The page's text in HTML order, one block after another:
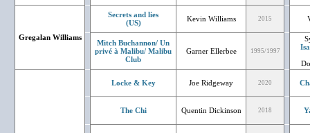
Gregalan Williams
Secrets and lies
(US)
Kevin Williams 2015
Mitch Buchannon/ Un
privé à Malibu/ Malibu
Club
Garner Ellerbee 1995/1997
Locke & Key Joe Ridgeway 2020
The Chi Quentin Dickinson 2018